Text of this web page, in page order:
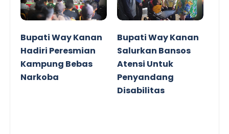
Bupati Way Kanan
Hadiri Peresmian
Kampung Bebas
Narkoba
Bupati Way Kanan
Salurkan Bansos
Atensi Untuk
Penyandang
Disabilitas